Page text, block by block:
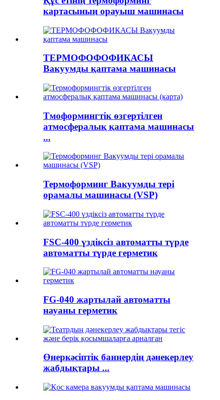
картасының орауыш машинасы
ТЕРМОФОФОФИКАСЫ
Вакуумды қаптама машинасы
Тмоформингтік өзгертілген
атмосфералық қаптама машинасы
...
Термоформинг Вакуумды тері
орамалы машинасы (VSP)
FSC-400 үздіксіз автоматты түрде
автоматты түрде герметик
FG-040 жартылай автоматты
науаны герметик
Өнеркәсіптік баннердің дәнекерлеу
жабдықтары ...